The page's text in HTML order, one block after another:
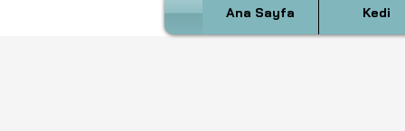
Ana Sayfa Kedi